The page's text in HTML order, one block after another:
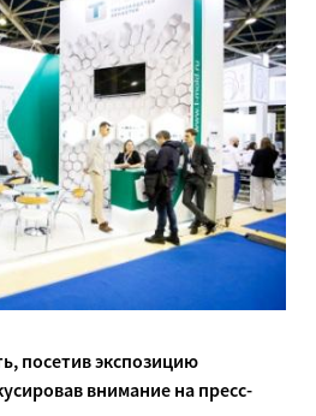
посетив экспозицию
внимание на пресс-